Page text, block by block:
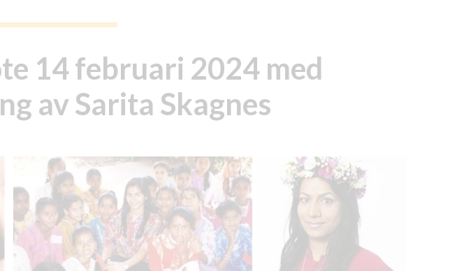
14 februari 2024 med
av Sarita Skagnes